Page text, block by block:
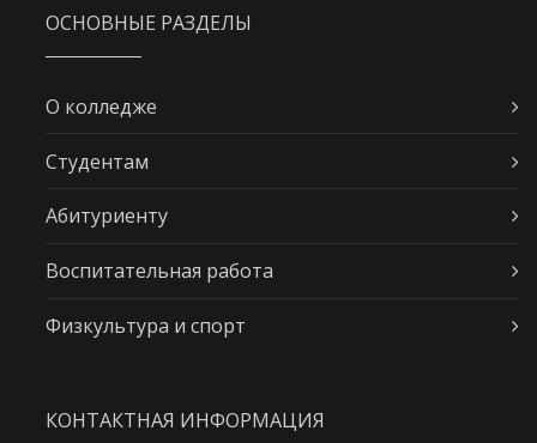
ОСНОВНЫЕ РАЗДЕЛЫ
О колледже
Студентам
Абитуриенту
Воспитательная работа
Физкультура и спорт
КОНТАКТНАЯ ИНФОРМАЦИЯ